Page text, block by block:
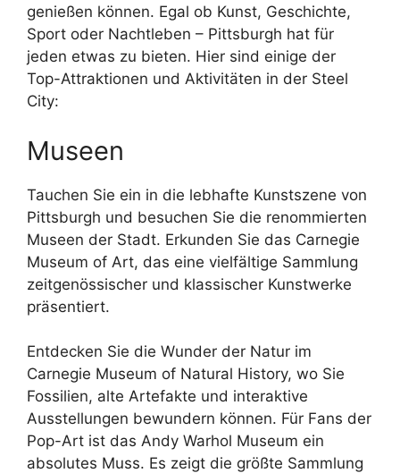
genießen können. Egal ob Kunst, Geschichte,
Sport oder Nachtleben – Pittsburgh hat für
jeden etwas zu bieten. Hier sind einige der
Top-Attraktionen und Aktivitäten in der Steel
City:
Museen
Tauchen Sie ein in die lebhafte Kunstszene von
Pittsburgh und besuchen Sie die renommierten
Museen der Stadt. Erkunden Sie das Carnegie
Museum of Art, das eine vielfältige Sammlung
zeitgenössischer und klassischer Kunstwerke
präsentiert.
Entdecken Sie die Wunder der Natur im
Carnegie Museum of Natural History, wo Sie
Fossilien, alte Artefakte und interaktive
Ausstellungen bewundern können. Für Fans der
Pop-Art ist das Andy Warhol Museum ein
absolutes Muss. Es zeigt die größte Sammlung